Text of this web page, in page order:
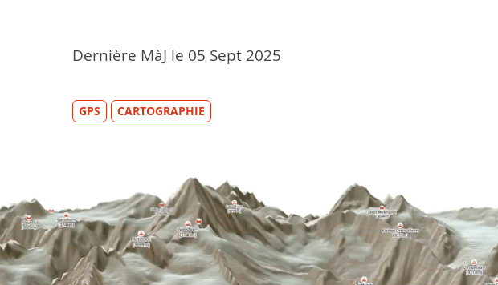
Dernière MàJ le 05 Sept 2025
GPS CARTOGRAPHIE